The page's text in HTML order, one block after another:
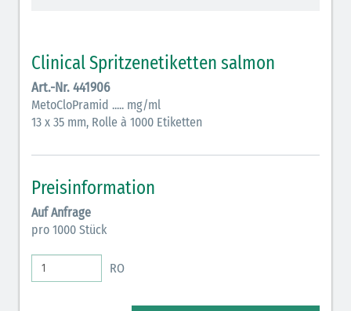
schraffiert)
Anticholinergika (hellgrün)
Cholinergika (hellgrün schraffiert): DIVI 2012
Antiemetika (salmon)
Verschiedene Medikamente (weiß)
Antikoagulantien (hellgrau/weiß mit schwarzem
Rahmen)
Koagulantien (hellgrau/weiß schwarz schraffierterm
Clinical Spritzenetiketten salmon
Art.-Nr. 441906
MetoCloPramid ..... mg/ml
13 x 35 mm, Rolle à 1000 Etiketten
Preisinformation
Auf Anfrage
pro 1000 Stück
RO